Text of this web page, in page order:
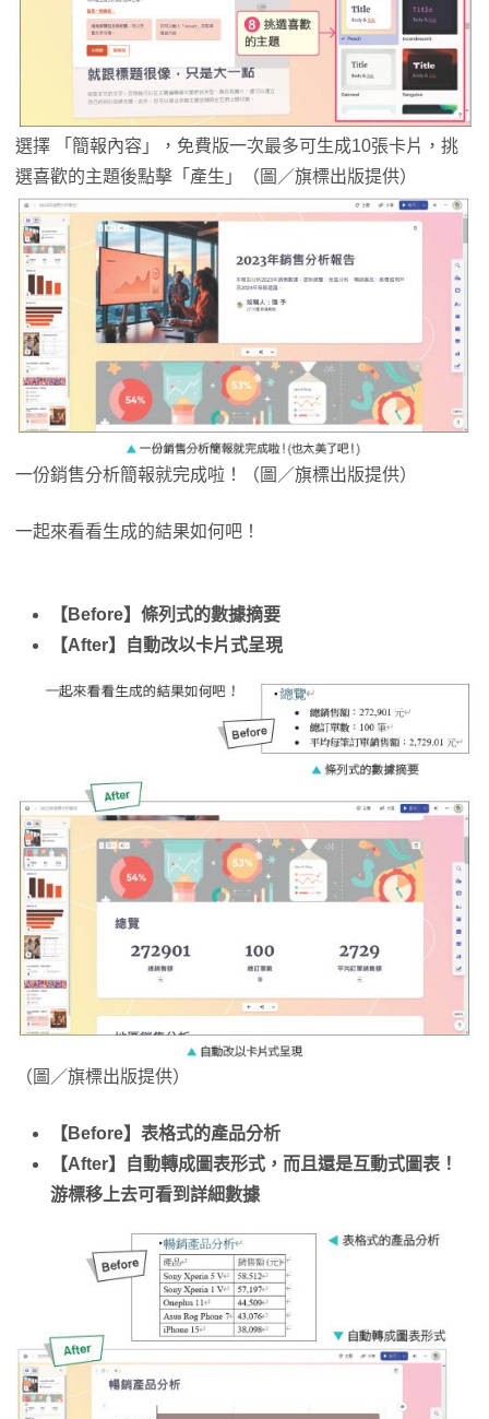
選擇 「簡報內容」，免費版一次最多可生成10張卡片，挑
選喜歡的主題後點擊「產生」（圖／旗標出版提供）
一份銷售分析簡報就完成啦！（圖／旗標出版提供）
一起來看看生成的結果如何吧！
【Before】條列式的數據摘要
【After】自動改以卡片式呈現
（圖／旗標出版提供）
【Before】表格式的產品分析
【After】自動轉成圖表形式，而且還是互動式圖表！
游標移上去可看到詳細數據